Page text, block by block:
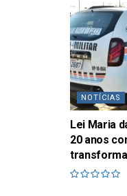
NOTÍCIAS
Lei Maria
20 anos